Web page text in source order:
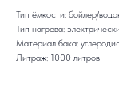
Тип ёмкости: бойлер/
Тип нагрева:
Материал бака:
Литраж: 1000 литров